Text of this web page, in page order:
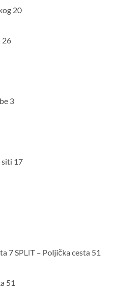
20
26
3
siti 17
7 SPLIT – Poljička cesta 51
51